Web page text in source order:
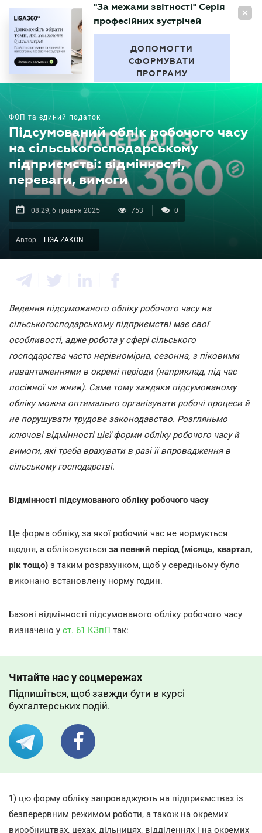
UA
БУХГАЛТЕР
"За межами звітності" Серія
професійних зустрічей
ДОПОМОГТИ
СФОРМУВАТИ
ПРОГРАМУ
ФОП та єдиний податок
Підсумований облік робочого часу
на сільськогосподарському
підприємстві: відмінності,
переваги, вимоги
08.29, 6 травня 2025 753 0
Автор: LIGA ZAKON
Ведення підсумованого обліку робочого часу на
сільськогосподарському підприємстві має свої
особливості, адже робота у сфері сільського
господарства часто нерівномірна, сезонна, з піковими
навантаженнями в окремі періоди (наприклад, під час
посівної чи жнив). Саме тому завдяки підсумованому
обліку можна оптимально організувати робочі процеси й
не порушувати трудове законодавство. Розгляньмо
ключові відмінності цієї форми обліку робочого часу й
вимоги, які треба врахувати в разі її впровадження в
сільському господарстві.
Відмінності підсумованого обліку робочого часу
Це форма обліку, за якої робочий час не нормується
щодня, а обліковується за певний період (місяць, квартал,
рік тощо) з таким розрахунком, щоб у середньому було
виконано встановлену норму годин.
Базові відмінності підсумованого обліку робочого часу
визначено у ст. 61 КЗпП так:
Читайте нас у соцмережах
Підпишіться, щоб завжди бути в курсі
бухгалтерських подій.
1) цю форму обліку запроваджують на підприємствах із
безперервним режимом роботи, а також на окремих
виробництвах, цехах, дільницях, відділеннях і на окремих